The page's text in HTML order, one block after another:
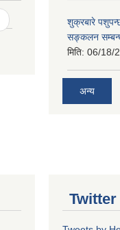
शुक्रबारे
सङ्कलन
मिति: 06/18/
अन्य
Twitter